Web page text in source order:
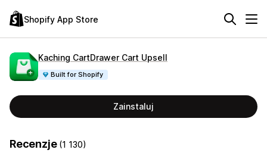
Shopify App Store
Kaching CartDrawer Cart Upsell
Built for Shopify
Zainstaluj
Recenzje (1 130)